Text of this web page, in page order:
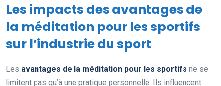
Les impacts des avantages de
la méditation pour les sportifs
sur l’industrie du sport
Les avantages de la méditation pour les sportifs ne se
limitent pas qu’à une pratique personnelle. Ils influencent